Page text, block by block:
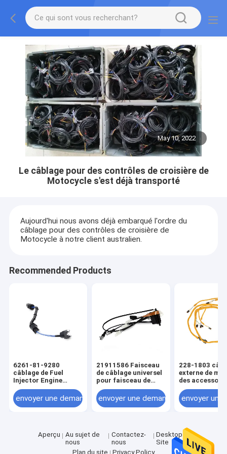
May 10, 2022
Le câblage pour des contrôles de croisière de
Motocycle s'est déjà transporté
Aujourd'hui nous avons déjà embarqué l'ordre du
câblage pour des contrôles de croisière de
Motocycle à notre client australien.
Recommended Products
6261-81-9280
câblage de Fuel
Injector Engine
d'excavatrice du
gicleur d'essence de
moteur PC700-8
envoyer une demande
21911586 Faisceau
de câblage universel
pour faisceau de
câbles de
transmission
envoyer une demande
228-1803
externe de
des
câblage de
envoyer une
Aperçu
Au sujet de
nous
Contactez-
nous
Desktop
Site
Plan du site
Privacy Policy